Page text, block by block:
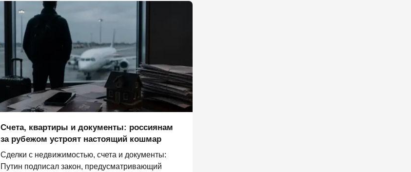
Счета, квартиры и документы: россиянам
за рубежом устроят настоящий кошмар
Сделки с недвижимостью, счета и документы:
Путин подписал закон, предусматривающий